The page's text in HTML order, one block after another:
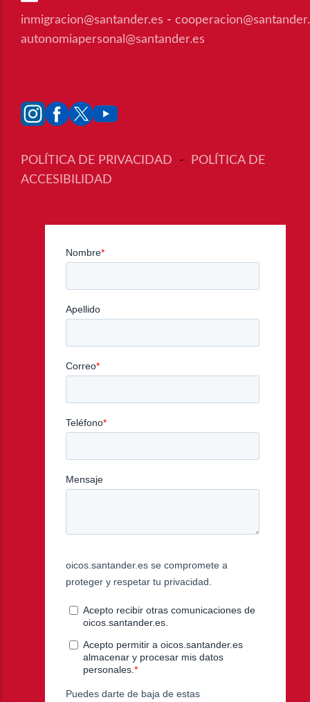
inmigracion@santander.es -
autonomiapersonal@santander.es
POLÍTICA DE PRIVACIDAD -
POLÍTICA DE
ACCESIBILIDAD